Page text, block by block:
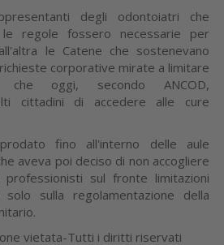
degli odontoiatri che
le regole fossero necessarie per
le Catene che sostenevano
corporative mirate a limitare
che oggi, secondo ANCOD,
cittadini di accedere alle cure
fino all'interno delle aule
aveva poi deciso di non accogliere
sul fronte limitazioni
sulla regolamentazione della
vietata-Tutti i diritti riservati